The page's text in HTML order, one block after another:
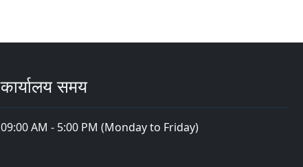
कार्यालय समय
09:00 AM - 5:00 PM (Monday to Friday)